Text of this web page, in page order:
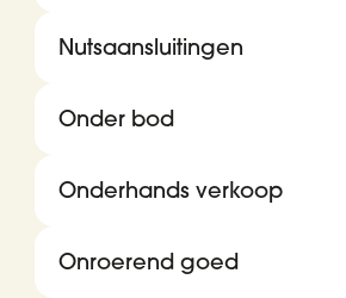
Nutsaansluitingen
Onder bod
Onderhands verkoop
Onroerend goed